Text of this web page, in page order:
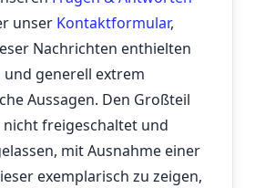
unser Kontaktformular,
Nachrichten enthielten
generell extrem
Aussagen. Den Großteil
freigeschaltet und
mit Ausnahme einer
exemplarisch zu zeigen,